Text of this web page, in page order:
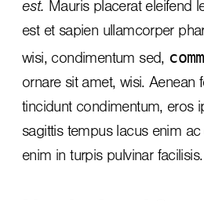
est. Mauris placerat eleifend
est et sapien ullamcorper
wisi, condimentum sed,
ornare sit amet, wisi. Aenean
tincidunt condimentum, eros
sagittis tempus lacus enim ac
enim in turpis pulvinar